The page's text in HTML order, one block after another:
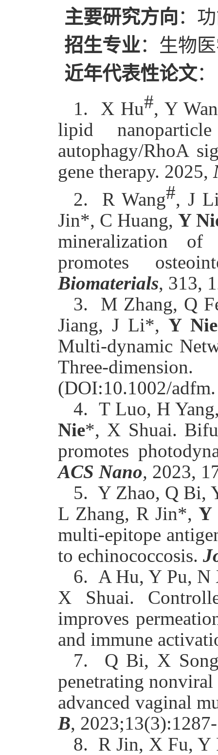
主要研究方向：
招生专业：生物
近年代表性论文：
1. X Hu#, Y
lipid
autophagy/RhoA
gene therapy. 2025,
2. R Wang#, J
Jin*, C Huang,Y
mineralization of
promotes
Biomaterials, 313,
3. M Zhang, Q
Jiang, J Li*, Y Nie
Multi-dynamic
Three-
(DOI:10.1002/
4.T Luo, H
Nie*, X Shuai.
promotes
ACS Nano, 2023,
5. Y Zhao, Q Bi,
L Zhang, R Jin*,Y
multi-epitope
to echinococcosis.
6. A Hu, Y Pu,
X Shuai.
improves
and immune
7. Q Bi, X
penetrating
advanced vaginal
B,
8. R Jin, X Fu, Y